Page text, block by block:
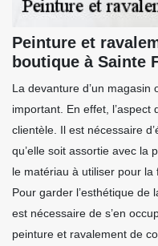
Peinture et
boutique à Sainte
La devanture d’un magasin
important. En effet, l’aspect
clientèle. Il est nécessaire
qu’elle soit assortie avec la
le matériau à utiliser pour
Pour garder l’esthétique de
est nécessaire de s’en
peinture et ravalement de